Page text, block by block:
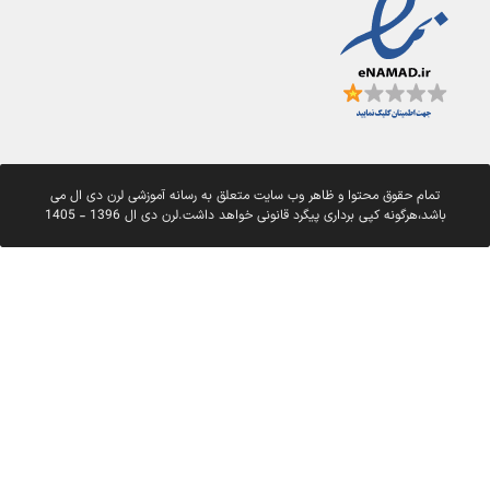
تمام حقوق محتوا و ظاهر وب سایت متعلق به رسانه آموزشی لرن دی ال می
باشد،هرگونه کپی برداری پیگرد قانونی خواهد داشت.لرن دی ال 1396 - 1405